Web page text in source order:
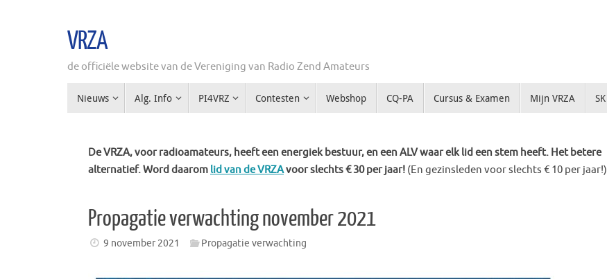
VRZA
de officiële website van de Vereniging van Radio Zend Amateurs
naarNieuws Alg. Info PI4VRZ Contesten Webshop CQ-PA Cursus & Examen Mijn VRZA SK
De VRZA, voor radioamateurs, heeft een energiek bestuur, en een ALV waar elk lid een stem heeft. Het betere
alternatief. Word daarom lid van de VRZAvoor slechts € 30 per jaar! (En gezinsleden voor slechts € 10 per jaar!)
Propagatie verwachting november 2021
9 november 2021 Propagatie verwachting